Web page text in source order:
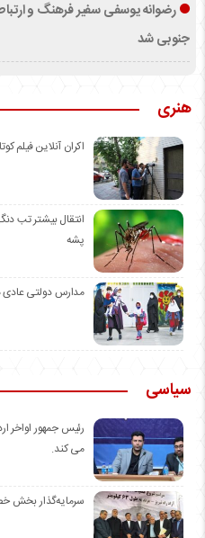
رضوانه یوسفی سفیر فرهنگ و
جنوبی شد
هنری
اکران آنلاین فیلم
انتقال بیشتر تب
پشه
مدارس دولتی عادی
سیاسی
رئیس جمهور اواخر
می کند.
سرمایه‌گذار بخش